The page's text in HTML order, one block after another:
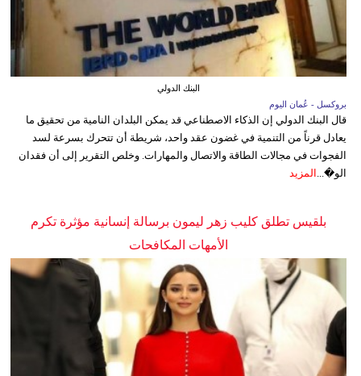
البنك الدولي
بروكسل - عُمان اليوم
قال البنك الدولي إن الذكاء الاصطناعي قد يمكن البلدان النامية من تحقيق ما
يعادل قرناً من التنمية في غضون عقد واحد، شريطة أن تتحرك بسرعة لسد
الفجوات في مجالات الطاقة والاتصال والمهارات. وخلص التقرير إلى أن فقدان
الو�... المزيد
بلقيس تطلق كليب زهر ليمون برسالة إنسانية مؤثرة تكرم
الأمهات المكافحات